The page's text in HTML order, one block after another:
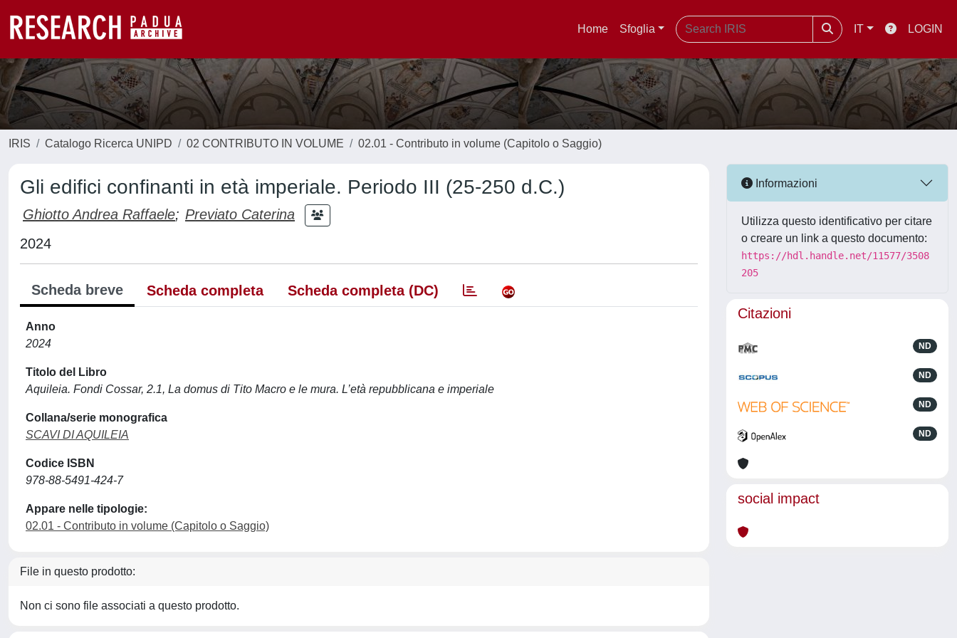
Home Sfoglia IT LOGIN
IRIS Catalogo Ricerca UNIPD 02 CONTRIBUTO IN VOLUME 02.01 - Contributo in volume (Capitolo o Saggio)
Gli edifici confinanti in età imperiale. Periodo III (25-250 d.C.)
Ghiotto Andrea Raffaele; Previato Caterina
2024
Scheda breve Scheda completa Scheda completa (DC)
Anno
2024
Titolo del Libro
Aquileia. Fondi Cossar, 2.1, La domus di Tito Macro e le mura. L’età repubblicana e imperiale
Collana/serie monografica
SCAVI DI AQUILEIA
Codice ISBN
978-88-5491-424-7
Appare nelle tipologie:
02.01 - Contributo in volume (Capitolo o Saggio)
File in questo prodotto:
Non ci sono file associati a questo prodotto.
Informazioni
Utilizza questo identificativo per citare
o creare un link a questo documento:
https://hdl.handle.net/11577/3508
205
Citazioni
ND
ND
ND
ND
social impact